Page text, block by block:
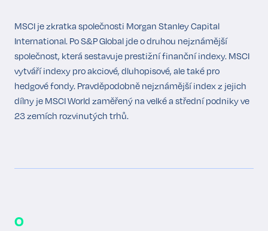
MSCI je zkratka společnosti Morgan Stanley Capital
International. Po S&P Global jde o druhou nejznámější
společnost, která sestavuje prestižní finanční indexy. MSCI
vytváří indexy pro akciové, dluhopisové, ale také pro
hedgové fondy. Pravděpodobně nejznámější index z jejich
dílny je MSCI World zaměřený na velké a střední podniky ve
23 zemích rozvinutých trhů.
O